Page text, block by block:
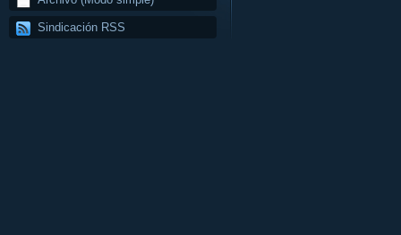
Sindicación RSS